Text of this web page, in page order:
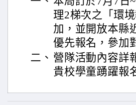
理2梯次之「環
加，並開放本縣
優先報名，參加
二、 營隊活動內容詳
貴校學童踴躍報